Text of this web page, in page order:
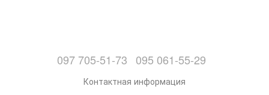
097 705-51-73 095 061-55-29
Контактная информация